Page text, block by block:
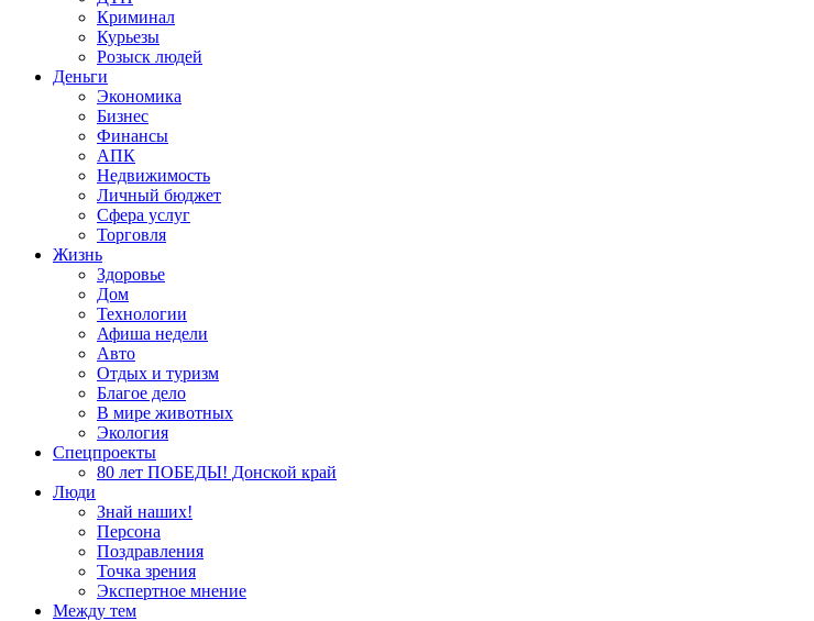
Криминал
Курьезы
Розыск людей
Деньги
Экономика
Бизнес
Финансы
АПК
Недвижимость
Личный бюджет
Сфера услуг
Торговля
Жизнь
Здоровье
Дом
Технологии
Афиша недели
Авто
Отдых и туризм
Благое дело
В мире животных
Экология
Спецпроекты
80 лет ПОБЕДЫ! Донской край
Люди
Знай наших!
Персона
Поздравления
Точка зрения
Экспертное мнение
Между тем